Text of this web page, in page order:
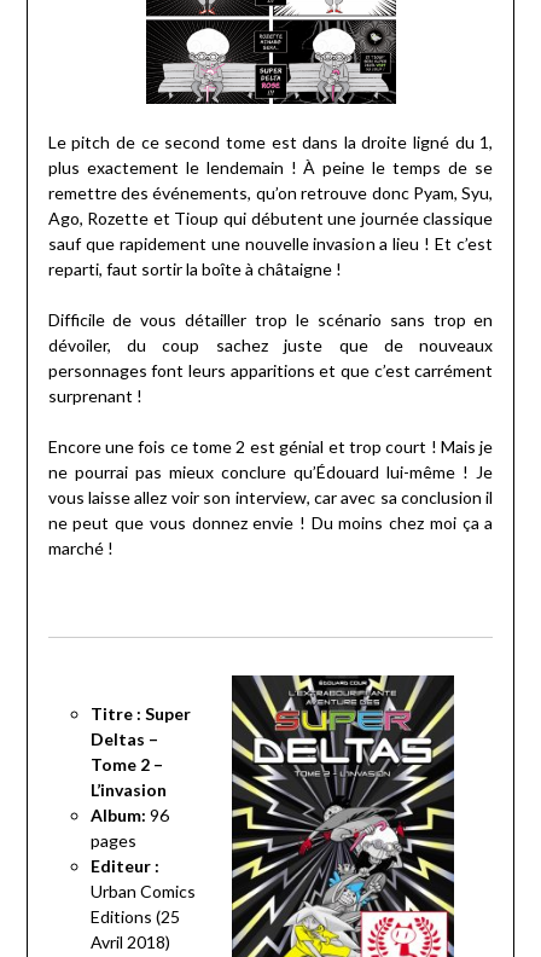
Le pitch de ce second tome est dans la droite ligné du 1,
plus exactement le lendemain ! À peine le temps de se
remettre des événements, qu’on retrouve donc Pyam, Syu,
Ago, Rozette et Tioup qui débutent une journée classique
sauf que rapidement une nouvelle invasion a lieu ! Et c’est
reparti, faut sortir la boîte à châtaigne !
Difficile de vous détailler trop le scénario sans trop en
dévoiler, du coup sachez juste que de nouveaux
personnages font leurs apparitions et que c’est carrément
surprenant !
Encore une fois ce tome 2 est génial et trop court ! Mais je
ne pourrai pas mieux conclure qu’Édouard lui-même ! Je
vous laisse allez voir son interview, car avec sa conclusion il
ne peut que vous donnez envie ! Du moins chez moi ça a
marché !
Titre : Super
Deltas –
Tome 2 –
L’invasion
Album: 96
pages
Editeur :
Urban Comics
Editions (25
Avril 2018)